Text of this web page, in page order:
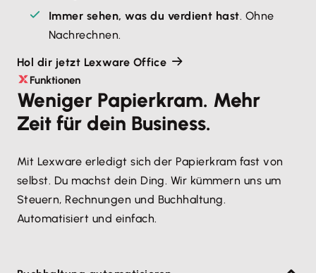
Immer sehen, was du verdient hast. Ohne
Nachrechnen.
Hol dir jetzt Lexware Office
Funktionen
Weniger Papierkram. Mehr
Zeit für dein Business.
Mit Lexware erledigt sich der Papierkram fast von
selbst. Du machst dein Ding. Wir kümmern uns um
Steuern, Rechnungen und Buchhaltung.
Automatisiert und einfach.